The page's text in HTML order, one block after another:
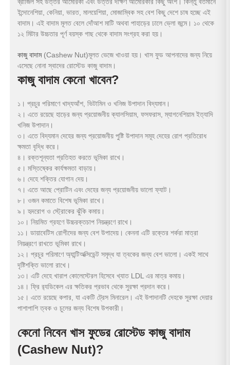
ইন্দোনেশিয়া, কেনিয়া, ভারত, মালয়েশিয়া, মোজাম্বিক সহ বেশ কিছু দেশে চাষ হচ্ছে এই
বাদাম। এই বাদাম মূলত বেলে দোঁআশ মাটি অথবা পাহাড়ের ঢালে ভ্লো জন্মে। ১০ থেকে
১২ মিটার উচ্চতার পূর্ণ বয়স্ক গাছ থেকে বাদাম সংগ্রহ করা হয়।
কাজু বাদাম(Cashew Nut)মূলত ভেজে খাওয়া হয়। খাস ফুড আপনাদের জন্য নিয়ে
এসেছে নোনা স্বাদের রোস্টেড কাজু বাদাম।
কাজু বাদাম কেনো খাবেন?
১। প্রচুর পরিমাণে খাদ্যআঁশ, ভিটামিন ও খনিজ উপাদান বিদ্যমান।
২। এতে রয়েছে হাড়ের জন্য প্রয়োজনীয় ক্যালসিয়াম, ফসফরাস, ম্যাগনেশিয়াম ইত্যাদি
খনিজ উপাদান।
৩। এতে বিদ্যমান দেহের জন্য প্রয়োজনীয় পুষ্টি উপাদান সমূহ দেহের রোগ প্রতিরোধ
ক্ষমতা বৃদ্ধি করে।
৪। রক্তশূন্যতা প্রতিহত করতে ভূমিকা রাখে।
৫। মস্তিষ্কের কার্যক্ষমতা বাড়ায়।
৬। দেহে শক্তির যোগান দেয়।
৭। এতে আছে প্রোটিন এবং দেহের জন্য প্রয়োজনীয় ভালো ফ্যাট।
৮। ওজন কমাতে বিশেষ ভূমিকা রাখে।
৯। হৃদরোগ ও স্ট্রোকের ঝুঁকি কমায়।
১০। নিয়মিত গ্রহণে উচ্চরক্তচাপ নিয়ন্ত্রণে রাখে।
১১। ডায়াবেটিস রোগীদের জন্য বেশ উপাদেয়। কেননা এটি রক্তের শর্করা মাত্রা
নিয়ন্ত্রণে রাখতে ভূমিকা রাখে।
১২। প্রচুর পরিমাণে অ্যান্টিঅক্সিডেন্ট সমৃদ্ধ যা ত্বকের জন্য বেশ ভালো। একই সাথে
দৃষ্টিশক্তি ভালো রাখে।
১৩। এটি দেহে খারাপ কোলেস্টেরল হিসেবে খ্যাত LDL এর মাত্র কমায়।
১৪। ফ্রি র‍্যডিকেল এর ক্ষতিকর প্রভাব থেকে সুরক্ষা প্রদান করে।
১৫। এতে রয়েছে কপার, যা একটি ট্রেস মিনারেল। এই উপাদানটি দেহকে সুরক্ষা দেয়ার
পাশাপাশি ত্বক ও চুলের জন্য বিশেষ উপকারী।
কেনো নিবেন খাস ফুডের রোস্টেড কাজু বাদাম
(Cashew Nut)?